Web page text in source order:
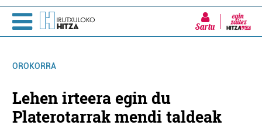
Sartu
OROKORRA
Lehen irteera egin du
Platerotarrak mendi taldeak